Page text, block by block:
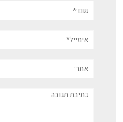
תגובה